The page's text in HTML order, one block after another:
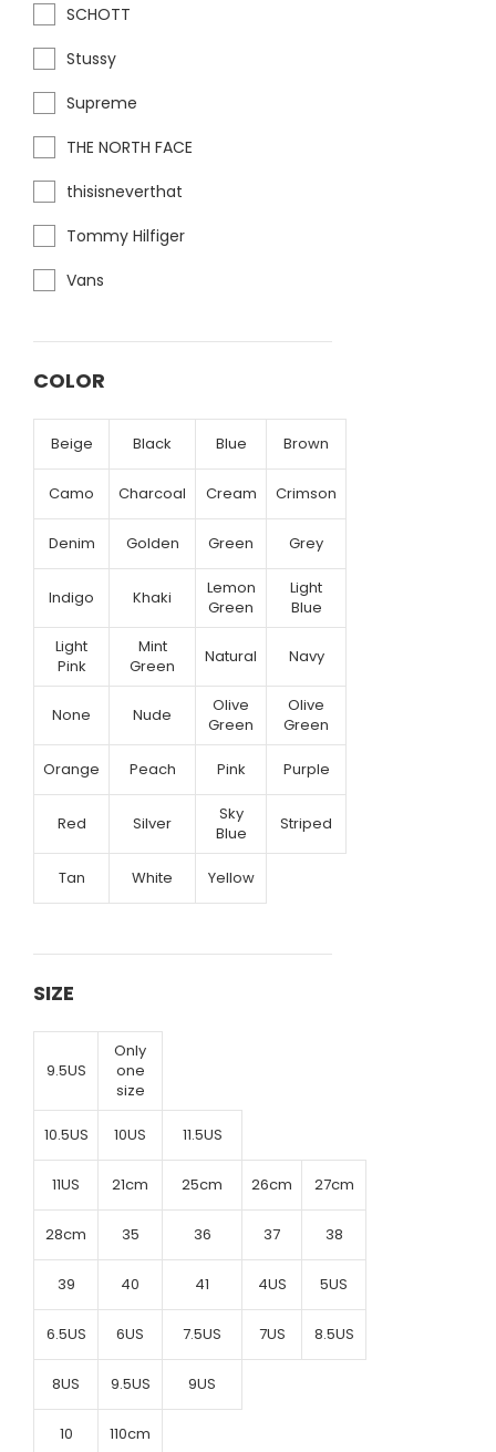
SCHOTT
Stussy
Supreme
THE NORTH FACE
thisisneverthat
Tommy Hilfiger
Vans
COLOR
Beige Black Blue Brown
Camo Charcoal Cream Crimson
Denim Golden Green Grey
Indigo Khaki
Lemon
Green
Light
Blue
Light
Pink
Mint
Green
Natural Navy
None Nude
Olive
Green
Olive
Green
Orange Peach Pink Purple
Red Silver
Sky
Blue
Striped
Tan White Yellow
SIZE
9.5US
Only
one
size
10.5US 10US 11.5US
11US 21cm 25cm 26cm 27cm
28cm 35 36 37 38
39 40 41 4US 5US
6.5US 6US 7.5US 7US 8.5US
8US 9.5US 9US
10 110cm